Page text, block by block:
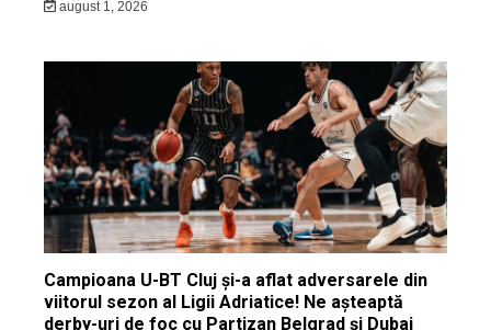
august 1, 2026
Campioana U-BT Cluj și-a aflat adversarele din
viitorul sezon al Ligii Adriatice! Ne așteaptă
derby-uri de foc cu Partizan Belgrad și Dubai